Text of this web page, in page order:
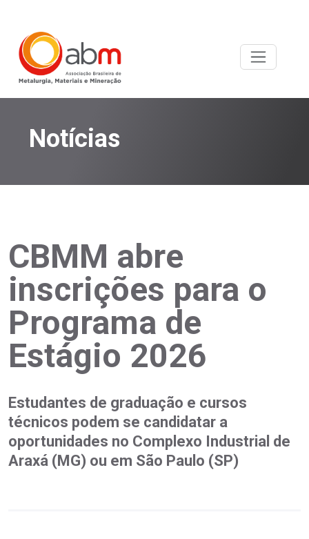
Notícias
CBMM abre
inscrições para o
Programa de
Estágio 2026
Estudantes de graduação e cursos
técnicos podem se candidatar a
oportunidades no Complexo Industrial de
Araxá (MG) ou em São Paulo (SP)